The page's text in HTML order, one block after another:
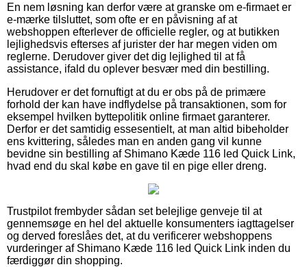
En nem løsning kan derfor være at granske om e-firmaet er
e-mærke tilsluttet, som ofte er en påvisning af at
webshoppen efterlever de officielle regler, og at butikken
lejlighedsvis efterses af jurister der har megen viden om
reglerne. Derudover giver det dig lejlighed til at få
assistance, ifald du oplever besvær med din bestilling.
Herudover er det fornuftigt at du er obs på de primære
forhold der kan have indflydelse på transaktionen, som for
eksempel hvilken byttepolitik online firmaet garanterer.
Derfor er det samtidig essesentielt, at man altid bibeholder
ens kvittering, således man en anden gang vil kunne
bevidne sin bestilling af Shimano Kæde 116 led Quick Link,
hvad end du skal købe en gave til en pige eller dreng.
Trustpilot frembyder sådan set belejlige genveje til at
gennemsøge en hel del aktuelle konsumenters iagttagelser
og derved foreslåes det, at du verificerer webshoppens
vurderinger af Shimano Kæde 116 led Quick Link inden du
færdiggør din shopping.